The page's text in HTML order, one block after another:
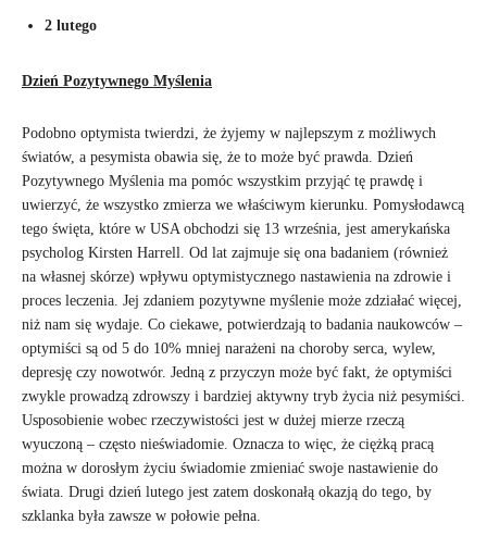
2 lutego
Dzień Pozytywnego Myślenia
Podobno optymista twierdzi, że żyjemy w najlepszym z możliwych
światów, a pesymista obawia się, że to może być prawda. Dzień
Pozytywnego Myślenia ma pomóc wszystkim przyjąć tę prawdę i
uwierzyć, że wszystko zmierza we właściwym kierunku. Pomysłodawcą
tego święta, które w USA obchodzi się 13 września, jest amerykańska
psycholog Kirsten Harrell. Od lat zajmuje się ona badaniem (również
na własnej skórze) wpływu optymistycznego nastawienia na zdrowie i
proces leczenia. Jej zdaniem pozytywne myślenie może zdziałać więcej,
niż nam się wydaje. Co ciekawe, potwierdzają to badania naukowców –
optymiści są od 5 do 10% mniej narażeni na choroby serca, wylew,
depresję czy nowotwór. Jedną z przyczyn może być fakt, że optymiści
zwykle prowadzą zdrowszy i bardziej aktywny tryb życia niż pesymiści.
Usposobienie wobec rzeczywistości jest w dużej mierze rzeczą
wyuczoną – często nieświadomie. Oznacza to więc, że ciężką pracą
można w dorosłym życiu świadomie zmieniać swoje nastawienie do
świata. Drugi dzień lutego jest zatem doskonałą okazją do tego, by
szklanka była zawsze w połowie pełna.